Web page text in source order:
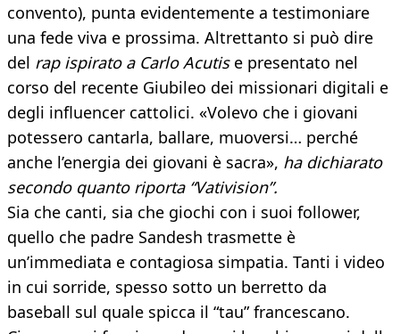
convento), punta evidentemente a testimoniare
una fede viva e prossima. Altrettanto si può dire
del rap ispirato a Carlo Acutise presentato nel
corso del recente Giubileo dei missionari digitali e
degli influencer cattolici. «Volevo che i giovani
potessero cantarla, ballare, muoversi… perché
anche l’energia dei giovani è sacra», ha dichiarato
secondo quanto riporta “Vativision”.
Sia che canti, sia che giochi con i suoi follower,
quello che padre Sandesh trasmette è
un’immediata e contagiosa simpatia. Tanti i video
in cui sorride, spesso sotto un berretto da
baseball sul quale spicca il “tau” francescano.